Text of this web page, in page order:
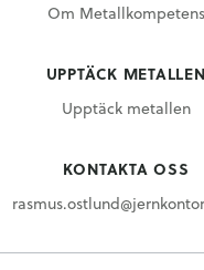
Om Metallkompetens
UPPTÄCK METALLEN
Upptäck metallen
KONTAKTA OSS